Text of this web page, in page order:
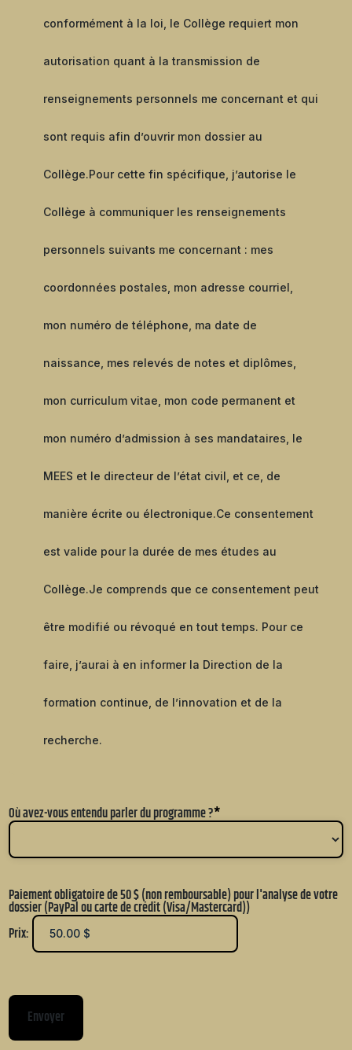
conformément à la loi, le Collège requiert mon
autorisation quant à la transmission de
renseignements personnels me concernant et qui
sont requis afin d’ouvrir mon dossier au
Collège.Pour cette fin spécifique, j’autorise le
Collège à communiquer les renseignements
personnels suivants me concernant : mes
coordonnées postales, mon adresse courriel,
mon numéro de téléphone, ma date de
naissance, mes relevés de notes et diplômes,
mon curriculum vitae, mon code permanent et
mon numéro d’admission à ses mandataires, le
MEES et le directeur de l’état civil, et ce, de
manière écrite ou électronique.Ce consentement
est valide pour la durée de mes études au
Collège.Je comprends que ce consentement peut
être modifié ou révoqué en tout temps. Pour ce
faire, j’aurai à en informer la Direction de la
formation continue, de l’innovation et de la
recherche.
Où avez-vous entendu parler du programme ?*
Paiement obligatoire de 50 $ (non remboursable) pour l'analyse de votre
dossier (PayPal ou carte de crédit (Visa/Mastercard))
Prix:
Envoyer